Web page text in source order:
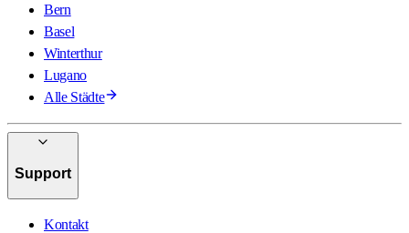
Bern
Basel
Winterthur
Lugano
Alle Städte
Support
Kontakt